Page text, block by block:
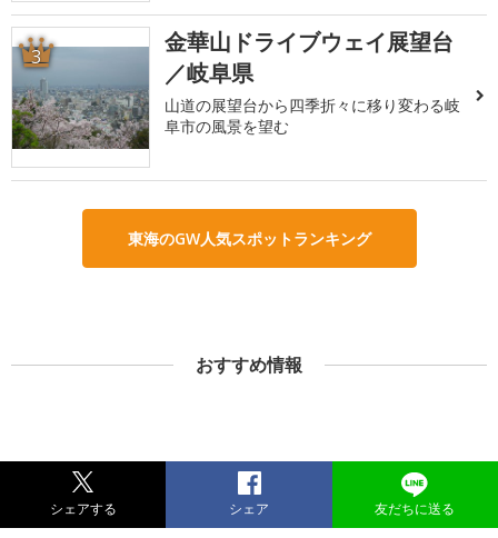
3
金華山ドライブウェイ展望台
／岐阜県
山道の展望台から四季折々に移り変わる岐
阜市の風景を望む
東海のGW人気スポットランキング
おすすめ情報
シェアする シェア 友だちに送る